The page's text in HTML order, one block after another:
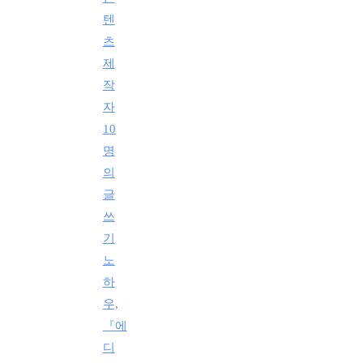
텐
츠
제
작
자
10
명
의
글
쓰
기
노
하
우,
『에
디